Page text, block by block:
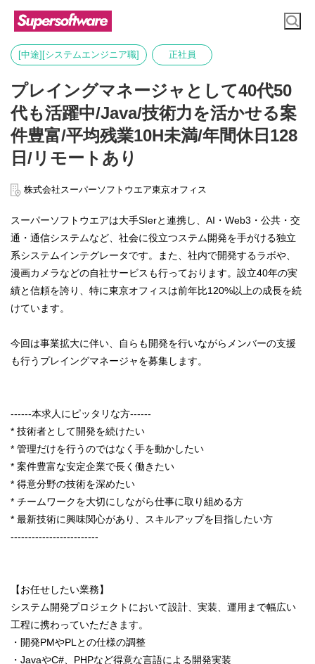
[中途][システムエンジニア職] 正社員
プレイングマネージャとして40代50
代も活躍中/Java/技術力を活かせる案
件豊富/平均残業10H未満/年間休日128
日/リモートあり
株式会社スーパーソフトウエア東京オフィス
スーパーソフトウエアは大手SIerと連携し、AI・Web3・公共・交
通・通信システムなど、社会に役立つステム開発を手がける独立
系システムインテグレータです。また、社内で開発するラボや、
漫画カメラなどの自社サービスも行っております。設立40年の実
績と信頼を誇り、特に東京オフィスは前年比120%以上の成長を続
けています。
今回は事業拡大に伴い、自らも開発を行いながらメンバーの支援
も行うプレイングマネージャを募集します。
------本求人にピッタリな方------
* 技術者として開発を続けたい
* 管理だけを行うのではなく手を動かしたい
* 案件豊富な安定企業で長く働きたい
* 得意分野の技術を深めたい
* チームワークを大切にしながら仕事に取り組める方
* 最新技術に興味関心があり、スキルアップを目指したい方
-------------------------
【お任せしたい業務】
システム開発プロジェクトにおいて設計、実装、運用まで幅広い
工程に携わっていただきます。
・開発PMやPLとの仕様の調整
・JavaやC#、PHPなど得意な言語による開発実装